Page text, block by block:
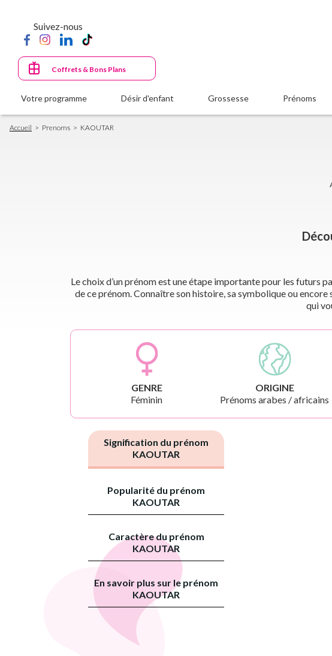
principal
Suivez-nous
Coffrets & Bons Plans
Votre programme Désir d'enfant Grossesse Prénoms
Fil
d'Ariane
Accueil Prenoms KAOUTAR
Le choix d’un prénom est une étape importante pour les futurs
de ce prénom. Connaître son histoire, sa symbolique ou
qui
GENRE
Féminin
ORIGINE
Prénoms arabes / africains
Signification du prénom
KAOUTAR
Popularité du prénom
KAOUTAR
Caractère du prénom
KAOUTAR
En savoir plus sur le prénom
KAOUTAR